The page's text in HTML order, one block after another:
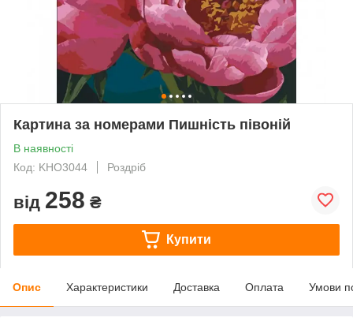
Картина за номерами Пишність півоній
В наявності
Код: KHO3044
Роздріб
від 258 ₴
Купити
Опис Характеристики Доставка Оплата Умови